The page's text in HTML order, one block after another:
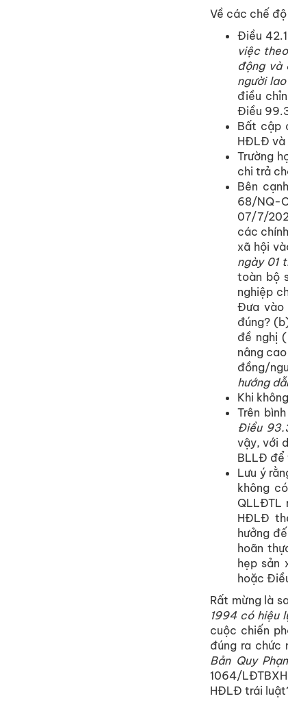
Về các chế
Điều
việc
động và
người
điều
Điều
Bất cập
HĐLĐ và
Trường
chi trả
Bên
68/NQ-
07/7/
các
xã hội
ngày 01
toàn bộ
nghiệp
Đưa vào
đúng?
đề nghị (
nâng
đồng/
hướng
Khi
Trên
Điều
vậy, với
BLLĐ để
Lưu ý
không
QLLĐTL
HĐLĐ
hưởng
hoãn
hẹp sản
hoặc
Rất mừng là
1994 có hiệu
cuộc chiến
đúng ra chức
Bản Quy
1064/
HĐLĐ trái